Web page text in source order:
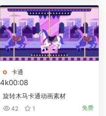
卡通
4k00:08
旋转木马卡通动画素材
42 1 免费